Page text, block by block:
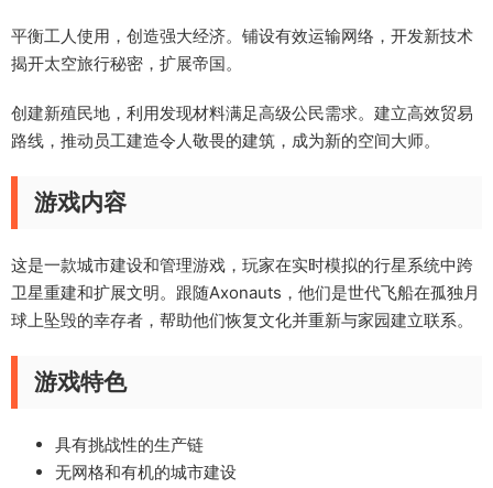
平衡工人使用，创造强大经济。铺设有效运输网络，开发新技术
揭开太空旅行秘密，扩展帝国。
创建新殖民地，利用发现材料满足高级公民需求。建立高效贸易
路线，推动员工建造令人敬畏的建筑，成为新的空间大师。
游戏内容
这是一款城市建设和管理游戏，玩家在实时模拟的行星系统中跨
卫星重建和扩展文明。跟随Axonauts，他们是世代飞船在孤独月
球上坠毁的幸存者，帮助他们恢复文化并重新与家园建立联系。
游戏特色
具有挑战性的生产链
无网格和有机的城市建设